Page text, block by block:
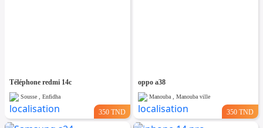
Téléphone redmi 14c
Sousse , Enfidha
350 TND
oppo a38
Manouba , Manouba ville
350 TND